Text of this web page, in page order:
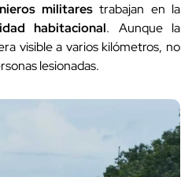
militares trabajan en la
habitacional. Aunque la
visible a varios kilómetros, no
lesionadas.